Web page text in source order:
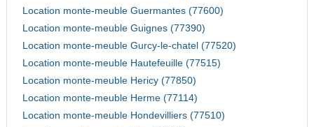
Location monte-meuble Guermantes (77600)
Location monte-meuble Guignes (77390)
Location monte-meuble Gurcy-le-chatel (77520)
Location monte-meuble Hautefeuille (77515)
Location monte-meuble Hericy (77850)
Location monte-meuble Herme (77114)
Location monte-meuble Hondevilliers (77510)